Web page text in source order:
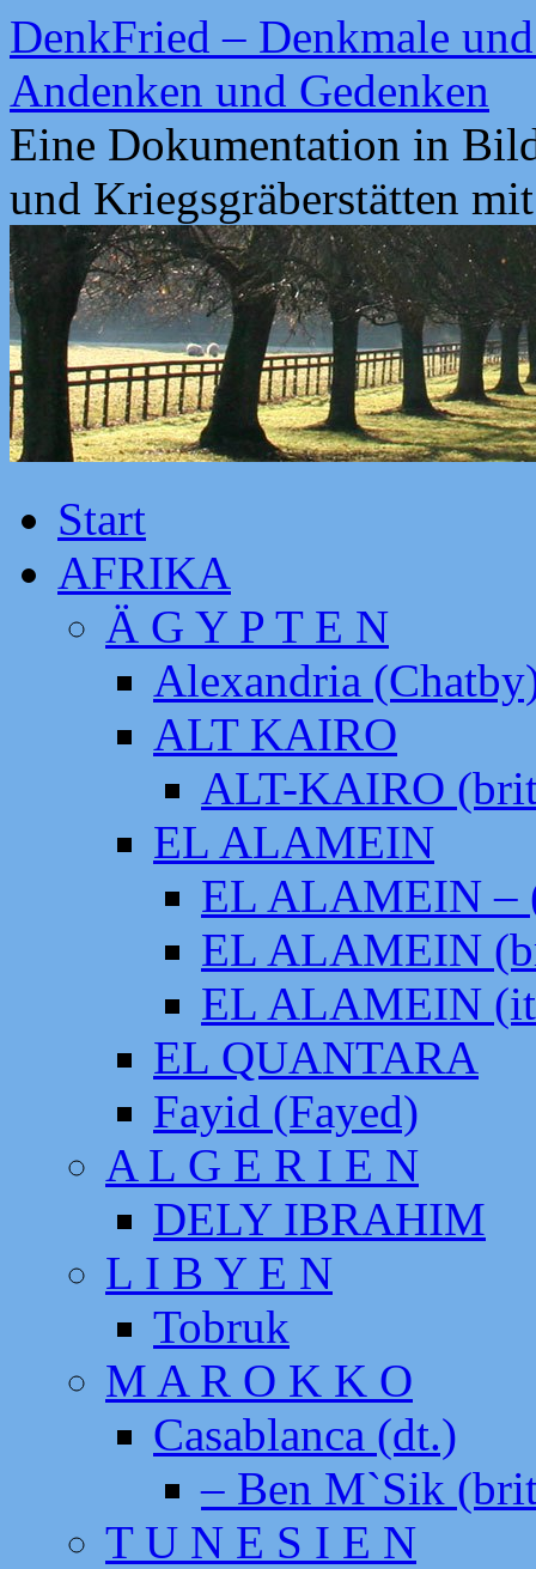
Zum
Inhalt
springen
DenkFried – Denkmale
Andenken und Gedenken
Eine Dokumentation in
und Kriegsgräberstätten
Start
AFRIKA
Ä G Y P T E N
Alexandria
ALT KAIRO
ALT-KAIRO
EL ALAMEIN
EL ALAMEIN –
EL ALAMEIN
EL ALAMEIN
EL QUANTARA
Fayid (Fayed)
A L G E R I E N
DELY IBRAHIM
L I B Y E N
Tobruk
M A R O K K O
Casablanca (dt.)
– Ben M`Sik
T U N E S I E N